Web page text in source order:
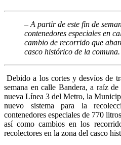
– A partir de este fin de
contenedores especiales en
cambio de recorrido que
casco histórico de la comuna.
Debido a los cortes y desvíos de
semana en calle Bandera, a raíz
nueva Línea 3 del Metro, la
nuevo sistema para la
contenedores especiales de 770
así como cambios en los
recolectores en la zona del casco